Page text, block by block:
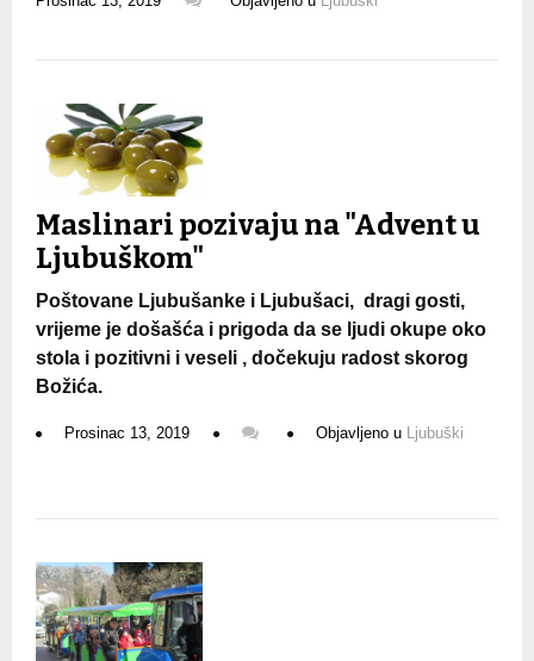
Maslinari pozivaju na "Advent u
Ljubuškom"
Poštovane Ljubušanke i Ljubušaci, dragi gosti,
vrijeme je došašća i prigoda da se ljudi okupe oko
stola i pozitivni i veseli , dočekuju radost skorog
Božića.
Prosinac 13, 2019 Objavljeno u Ljubuški